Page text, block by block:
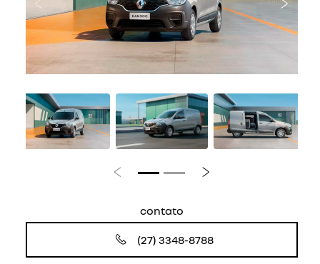
Anterior
Anterior Próximo
contato
(27) 3348-8788